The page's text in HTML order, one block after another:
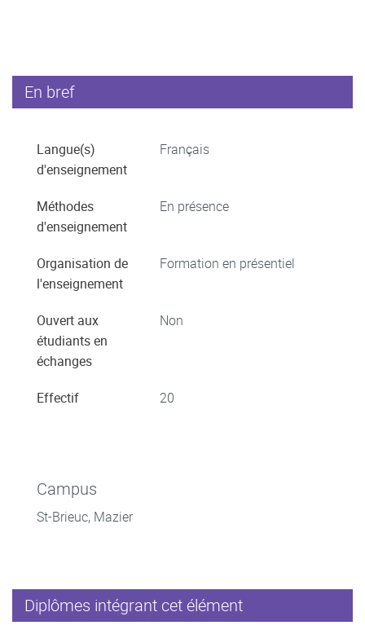
En bref
Langue(s)
d'enseignement
Français
Méthodes
d'enseignement
En présence
Organisation de
l'enseignement
Formation en présentiel
Ouvert aux
étudiants en
échanges
Non
Effectif 20
Campus
St-Brieuc, Mazier
Diplômes intégrant cet élément